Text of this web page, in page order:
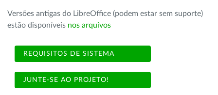
Versões antigas do LibreOffice (podem estar sem suporte)
estão disponíveis nos arquivos
REQUISITOS DE SISTEMA
JUNTE-SE AO PROJETO!